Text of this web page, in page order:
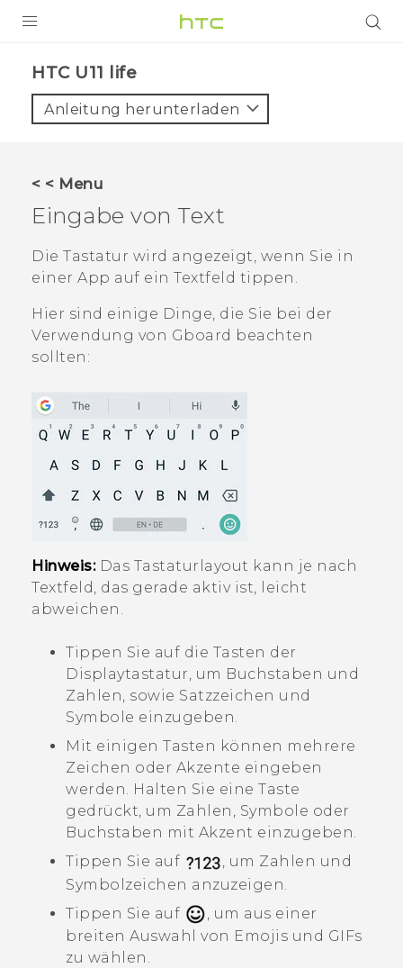
VIVE
UNTERSTÜTZUNG
HTC-Geräte und Zubehör
Anmelden
HTC U11 life‎
Anleitung herunterladen
< < Menu
Eingabe von Text
Die Tastatur wird angezeigt, wenn Sie in
einer App auf ein Textfeld tippen.
Hier sind einige Dinge, die Sie bei der
Verwendung von Gboard beachten
sollten:
Hinweis:Das Tastaturlayout kann je nach
Textfeld, das gerade aktiv ist, leicht
abweichen.
Tippen Sie auf die Tasten der
Displaytastatur, um Buchstaben und
Zahlen, sowie Satzzeichen und
Symbole einzugeben.
Mit einigen Tasten können mehrere
Zeichen oder Akzente eingeben
werden. Halten Sie eine Taste
gedrückt, um Zahlen, Symbole oder
Buchstaben mit Akzent einzugeben.
Tippen Sie auf
, um Zahlen und
Symbolzeichen anzuzeigen.
Tippen Sie auf
, um aus einer
breiten Auswahl von Emojis und GIFs
zu wählen.